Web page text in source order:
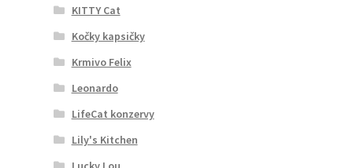
KITTY Cat
Kočky kapsičky
Krmivo Felix
Leonardo
LifeCat konzervy
Lily's Kitchen